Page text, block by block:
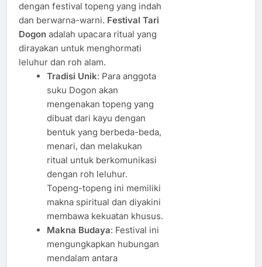
dengan festival topeng yang indah
dan berwarna-warni. Festival Tari
Dogon adalah upacara ritual yang
dirayakan untuk menghormati
leluhur dan roh alam.
Tradisi Unik: Para anggota
suku Dogon akan
mengenakan topeng yang
dibuat dari kayu dengan
bentuk yang berbeda-beda,
menari, dan melakukan
ritual untuk berkomunikasi
dengan roh leluhur.
Topeng-topeng ini memiliki
makna spiritual dan diyakini
membawa kekuatan khusus.
Makna Budaya: Festival ini
mengungkapkan hubungan
mendalam antara